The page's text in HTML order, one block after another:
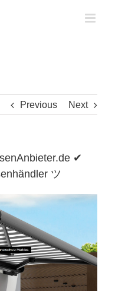
Previous Next
✔
ツ